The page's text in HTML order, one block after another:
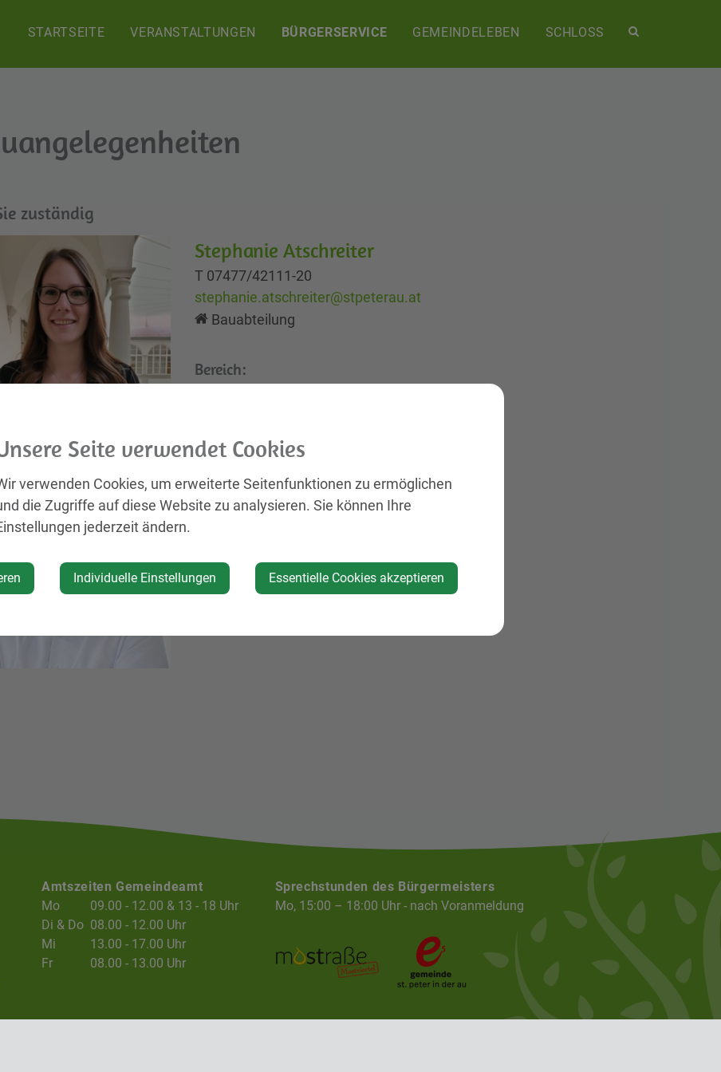
Site
STARTSEITE VERANSTALTUNGEN BÜRGERSERVICE GEMEINDELEBEN SCHLOSS
zuständig
Stephanie Atschreiter
T 07477/42111-20
stephanie.atschreiter@stpeterau.at
Bauabteilung
Bereich:
Josef Maderthaner
T 07477/42111-16
Bauabteilung
Gemeindeamt
Amtszeiten Gemeindeamt
Mo
09.00 - 12.00 & 13 - 18 Uhr
Di & Do 08.00 - 12.00 Uhr
Mi
13.00 - 17.00 Uhr
Fr
08.00 - 13.00 Uhr
Sprechstunden des Bürgermeisters
Mo, 15:00 – 18:00 Uhr - nach Voranmeldung
Seite verwendet Cookies
verwenden Cookies, um erweiterte Seitenfunktionen zu ermöglichen
die Zugriffe auf diese Website zu analysieren. Sie können Ihre
jederzeit ändern.
Individuelle Einstellungen Essentielle Cookies akzeptieren